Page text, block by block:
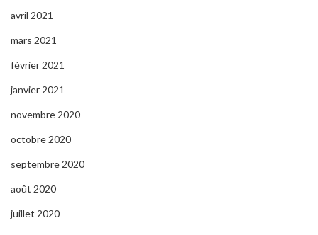
avril 2021
mars 2021
février 2021
janvier 2021
novembre 2020
octobre 2020
septembre 2020
août 2020
juillet 2020